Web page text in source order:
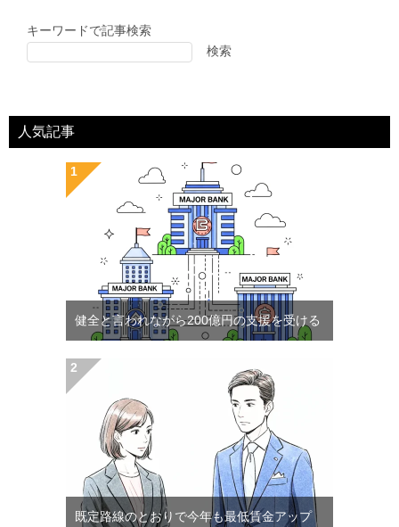
キーワードで記事検索
検索
人気記事
健全と言われながら200億円の支援を受ける
既定路線のとおりで今年も最低賃金アップ